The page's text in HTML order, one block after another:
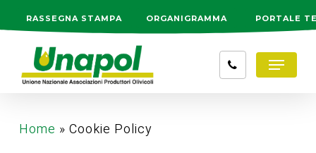
content
RASSEGNA STAMPA ORGANIGRAMMA PORTALE
Menu
Home » Cookie Policy